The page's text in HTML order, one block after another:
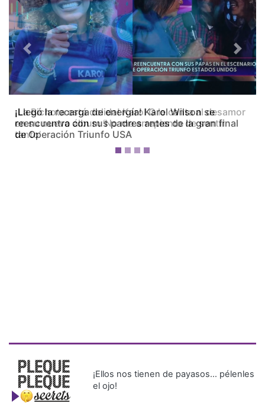
¡La Bichota está dolida! Karol G le canta al desamor
en su nuevo álbum ‘No me arrepiento de sentir
tanto’
Previous Next
¡Ellos nos tienen de payasos… pélenles
el ojo!